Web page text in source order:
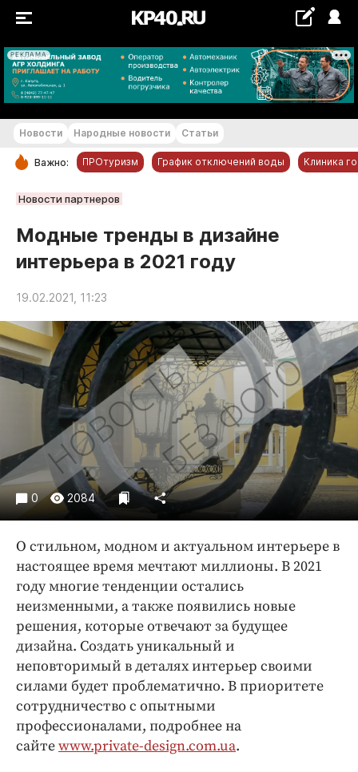
РЕКЛАМА
+18...+19 °С
РУБРИКИ
Новости компаний
Статьи
Народные новости
Авто и транспорт
Благоустройство
Криминал
Культура
Недвижимость и ЖКХ
Образование
Общество
Погода
Праздники
Спорт
Экономика и бизнес
ПРОЕКТЫ
Блоги
Издания
Медиаперсона
Интересное чтиво
Клиника года
Новости Народные новости Статьи
Важно: ПРОтуризм График отключений воды Клиника
Новости партнеров
Модные тренды в дизайне
интерьера в 2021 году
19.02.2021, 11:23
0 2084
О стильном, модном и актуальном интерьере в
настоящее время мечтают миллионы. В 2021
году многие тенденции остались
неизменными, а также появились новые
решения, которые отвечают за будущее
дизайна. Создать уникальный и
неповторимый в деталях интерьер своими
силами будет проблематично. В приоритете
сотрудничество с опытными
профессионалами, подробнее на
сайтеwww.private-design.com.ua.